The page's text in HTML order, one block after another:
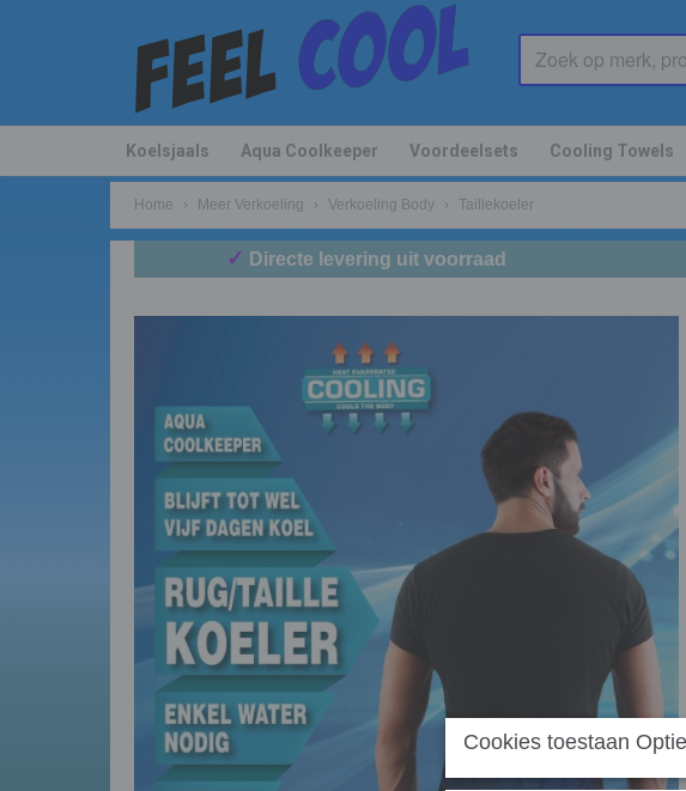
Koelsjaals Aqua Coolkeeper Voordeelsets Cooling Towels
Home › Meer Verkoeling › Verkoeling Body › Taillekoeler
✓ Directe levering uit voorraad
Cookies toestaan